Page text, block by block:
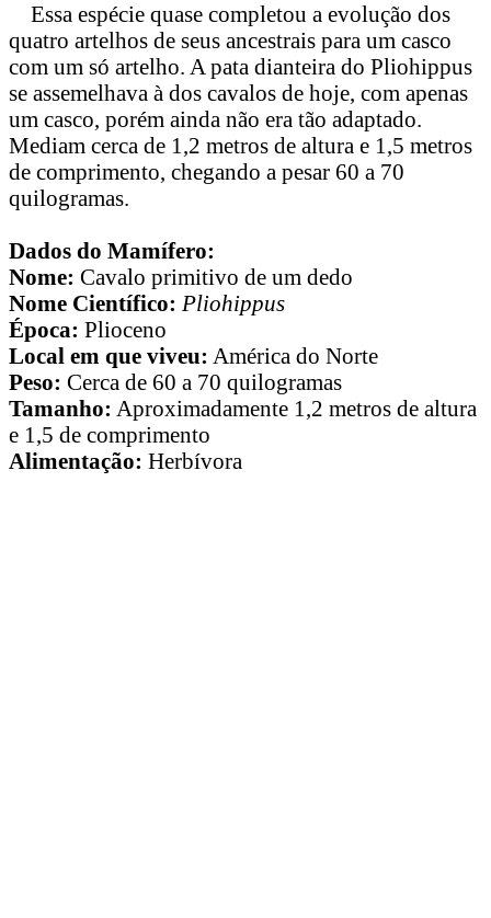
Essa espécie quase completou a evolução dos
quatro artelhos de seus ancestrais para um casco
com um só artelho. A pata dianteira do Pliohippus
se assemelhava à dos cavalos de hoje, com apenas
um casco, porém ainda não era tão adaptado.
Mediam cerca de 1,2 metros de altura e 1,5 metros
de comprimento, chegando a pesar 60 a 70
quilogramas.
Dados do Mamífero:
Nome: Cavalo primitivo de um dedo
Nome Científico: Pliohippus
Época: Plioceno
Local em que viveu: América do Norte
Peso: Cerca de 60 a 70 quilogramas
Tamanho: Aproximadamente 1,2 metros de altura
e 1,5 de comprimento
Alimentação: Herbívora